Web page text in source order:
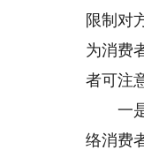
限制对
为消费
者可注
一是
络消费